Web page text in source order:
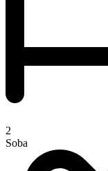
2
Soba